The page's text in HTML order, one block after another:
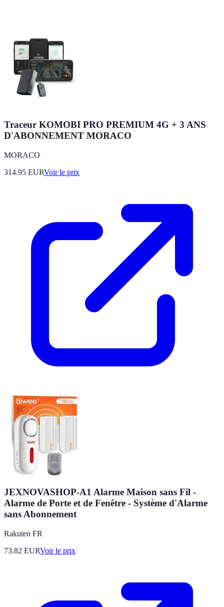
Traceur KOMOBI PRO PREMIUM 4G + 3 ANS
D'ABONNEMENT MORACO
MORACO
314.95 EURVoir le prix
JEXNOVASHOP-A1 Alarme Maison sans Fil -
Alarme de Porte et de Fenêtre - Système d'Alarme
sans Abonnement
Rakuten FR
73.82 EURVoir le prix